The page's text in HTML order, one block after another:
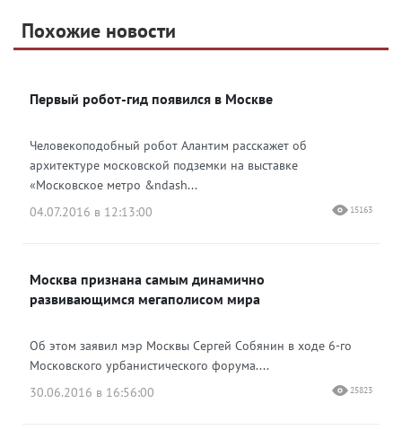
Telegram
Одноклассники
Яндекс Дзен
Похожие новости
Первый робот-гид появился в Москве
Человекоподобный робот Алантим расскажет об
архитектуре московской подземки на выставке
«Московское метро &ndash...
04.07.2016 в 12:13:00
15163
Москва признана самым динамично
развивающимся мегаполисом мира
Об этом заявил мэр Москвы Сергей Собянин в ходе 6-го
Московского урбанистического форума....
30.06.2016 в 16:56:00
25823